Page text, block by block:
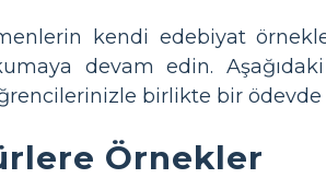
kendi edebiyat
devam edin.
birlikte bir ödevde
Örnekler